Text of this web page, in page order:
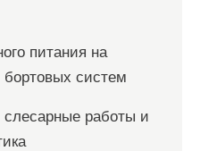
питания на
систем
работы и